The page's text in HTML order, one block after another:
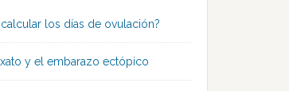
los días de ovulación?
y el embarazo ectópico